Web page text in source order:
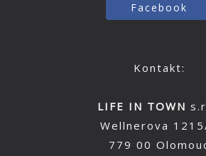
Facebook
Kontakt:
LIFE IN TOWN
Wellnerova
779 00